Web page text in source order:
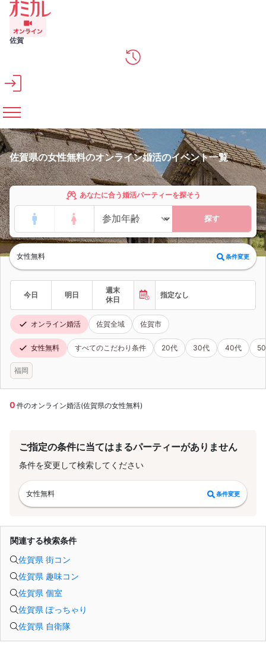
メインコンテンツへスキップ
佐賀
佐賀県の女性無料のオンライン婚活のイベント一覧
あなたに合う婚活パーティーを探そう
探す
女性無料 条件変更
今日 明日
週末
休日
指定なし
オンライン婚活 佐賀全域 佐賀市
女性無料 すべてのこだわり条件 20代 30代 40代
福岡
0 件のオンライン婚活(佐賀県の女性無料)
ご指定の条件に当てはまるパーティーがありません
条件を変更して検索してください
女性無料 条件変更
関連する検索条件
佐賀県 街コン
佐賀県 趣味コン
佐賀県 個室
佐賀県 ぽっちゃり
佐賀県 自衛隊